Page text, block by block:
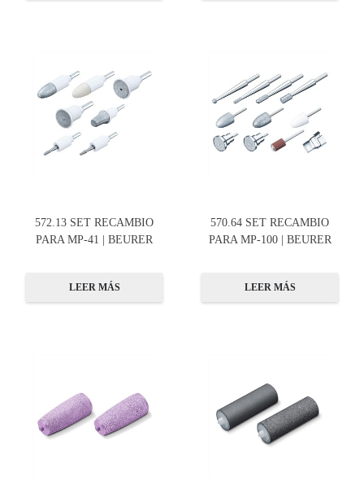
572.13 SET RECAMBIO
PARA MP-41 | BEURER
LEER MÁS
570.64 SET RECAMBIO
PARA MP-100 | BEURER
LEER MÁS